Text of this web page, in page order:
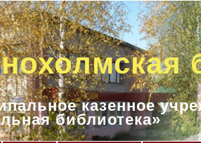
казенное
библиотека»